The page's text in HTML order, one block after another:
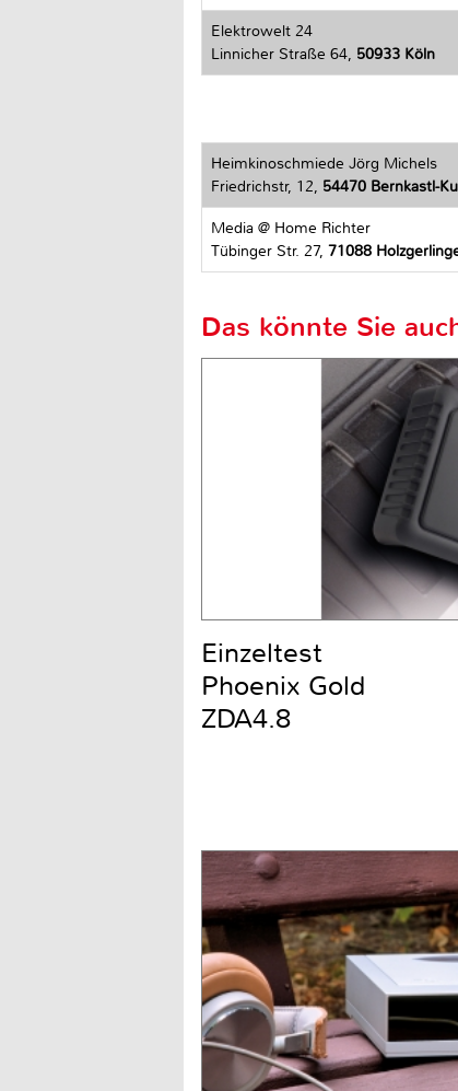
Elektrowelt 24
Linnicher Straße 64, 50933 Köln
Heimkinoschmiede Jörg Michels
Friedrichstr, 12, 54470 Bernkastl-
Media @ Home Richter
Tübinger Str. 27, 71088
Das könnte Sie
Einzeltest
Phoenix Gold
ZDA4.8